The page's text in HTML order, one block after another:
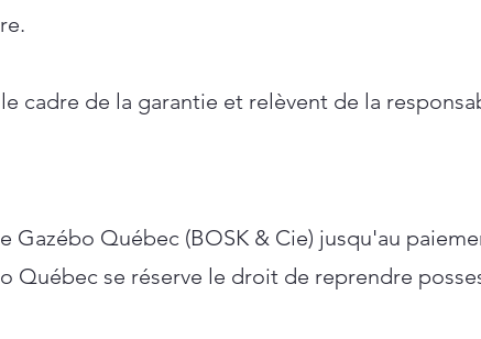
cadre de la garantie et relèvent de la
Québec (BOSK & Cie) jusqu'au
Québec se réserve le droit de reprendre